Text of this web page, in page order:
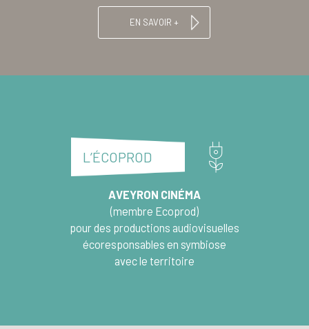
EN SAVOIR +
L’ÉCOPROD
AVEYRON CINÉMA
(membre Ecoprod)
pour des productions audiovisuelles
écoresponsables en symbiose
avec le territoire